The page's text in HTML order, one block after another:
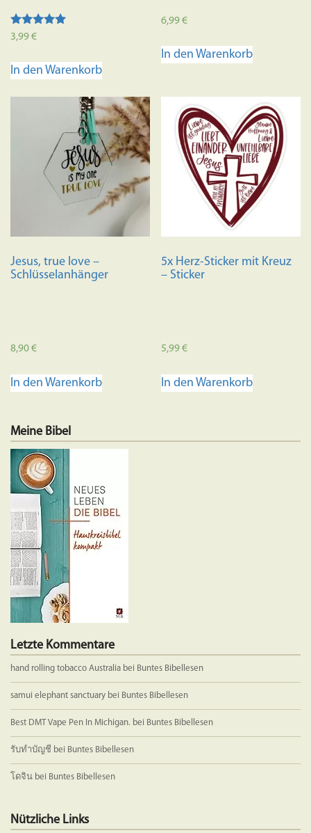
Bewertet mit
3,99€
In den Warenkorb
6,99€
In den Warenkorb
Jesus, true love –
Schlüsselanhänger
8,90€
In den Warenkorb
5x Herz-Sticker mit Kreuz
– Sticker
5,99€
In den Warenkorb
Meine Bibel
Letzte Kommentare
hand rolling tobacco Australia bei Buntes Bibellesen
samui elephant sanctuary bei Buntes Bibellesen
Best DMT Vape Pen In Michigan. bei Buntes Bibellesen
รับทำบัญชี bei Buntes Bibellesen
โดจิน bei Buntes Bibellesen
Nützliche Links